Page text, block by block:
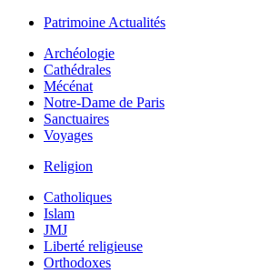
Patrimoine Actualités
Archéologie
Cathédrales
Mécénat
Notre-Dame de Paris
Sanctuaires
Voyages
Religion
Catholiques
Islam
JMJ
Liberté religieuse
Orthodoxes